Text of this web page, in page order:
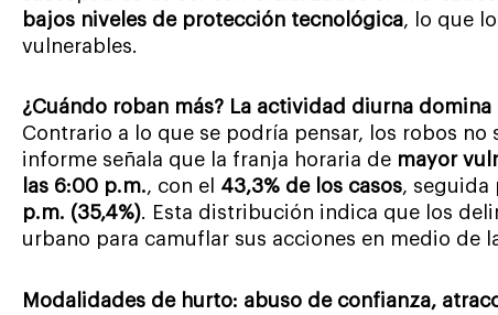
bajos niveles de protección tecnológica, lo que
vulnerables.
¿Cuándo roban más? La actividad diurna domina
Contrario a lo que se podría pensar, los robos no
informe señala que la franja horaria de mayor
las 6:00 p.m., con el 43,3% de los casos, seguida
p.m. (35,4%). Esta distribución indica que los
urbano para camuflar sus acciones en medio de
Modalidades de hurto: abuso de confianza,